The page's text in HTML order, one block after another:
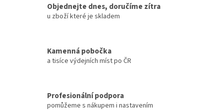
Objednejte dnes, doručíme zítra
u zboží které je skladem
Kamenná pobočka
a tisíce výdejních míst po ČR
Profesionální podpora
pomůžeme s nákupem i nastavením